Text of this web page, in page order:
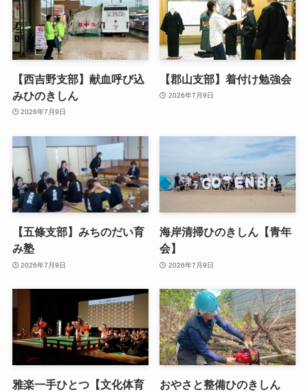
【西吉野支部】献血呼び込
みひのきしん
2026年7月9日
【郡山支部】着付け勉強会
2026年7月9日
【五條支部】みちのだい育
み塾
2026年7月9日
海岸清掃ひのきしん【青年
会】
2026年7月9日
雅楽一手ひとつ【文化体育
おやさと整備ひのきしん